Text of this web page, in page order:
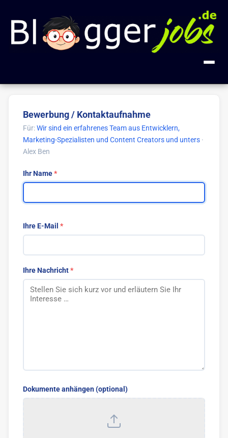
Alle Jobs
Blog-Entwicklung
Gastautor
Influencer
Vlogger
Sonstige
Über uns
Impressum
Bewerbung / Kontaktaufnahme
Für:Wir sind ein erfahrenes Team aus Entwicklern,
Marketing-Spezialisten und Content Creators und unters ·
Alex Ben
Ihr Name
Ihre E-Mail
Ihre Nachricht
Dokumente anhängen (optional)